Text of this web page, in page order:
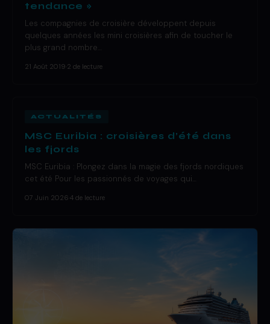
tendance »
Les compagnies de croisière développent depuis
quelques années les mini croisières afin de toucher le
plus grand nombre…
21 Août 2019 2 de lecture
ACTUALITÉS
MSC Euribia : croisières d’été dans
les fjords
MSC Euribia : Plongez dans la magie des fjords nordiques
cet été Pour les passionnés de voyages qui…
07 Juin 2026 4 de lecture